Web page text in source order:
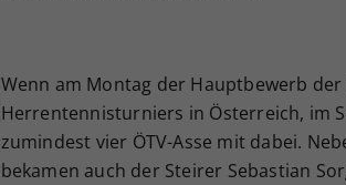
Wenn am Montag der Hauptbewerb der
Herrentennisturniers in Österreich, im
zumindest vier ÖTV-Asse mit dabei.
bekamen auch der Steirer Sebastian